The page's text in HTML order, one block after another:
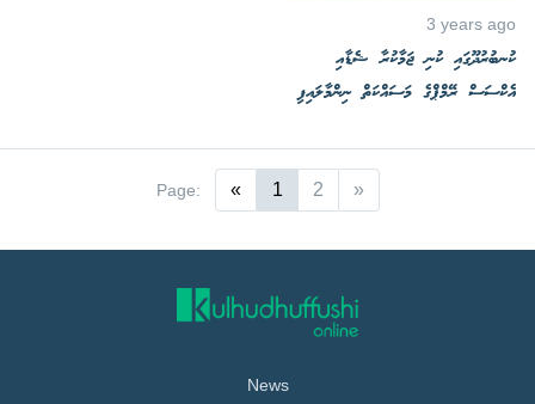
3 years ago
ކުނބުރުދޫގައި ކުނި ޖަމާކުރާ ޝެޑާއި
އެކްސަސް ރޭމްޕްގެ މަސައްކަތް ނިންމާލައިފި
Page: « 1 2 »
News